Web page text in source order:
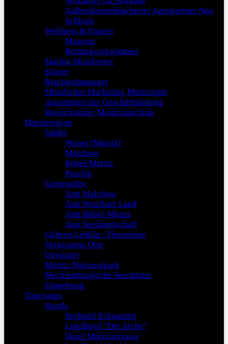
Außendienstmitarbeiter Agropartner Neu
Schloen
Wellness & Fitness
Masseur
Rettungsschwimmer
Marina Mitarbeiter
Küster
Regionalmanager
Mitarbeiter Marketing Müritzeum
Assistenten der Geschäftsleitung
Bereichsleiter Medizintechnik
Müritzregion
Städte
Waren (Müritz)
Malchow
Röbel/Müritz
Penzlin
Gemeinden
Amt Malchow
Amt Penzliner Land
Amt Röbel-Müritz
Amt Seenlandschaft
Göhren-Lebbin / Fleesensee
Vergessene Orte
Gewässer
Müritz-Nationalpark
Mecklenburgische Seenplatte
Umgebung
Tourismus
Hotels
Seehotel Ecktannen
Landhotel "Die Arche"
Hotel Müritzterrasse